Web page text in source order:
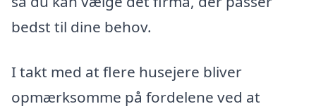
bedst til dine behov.
I takt med at flere husejere bliver
opmærksomme på fordelene ved at